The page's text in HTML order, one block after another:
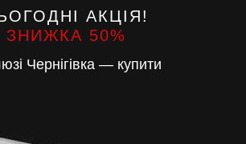
АКЦІЯ!
ЗНИЖКА 50%
Чернігівка — купити